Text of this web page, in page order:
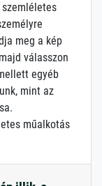
meg a kép
válasszon
egyéb
mint az
műalkotás